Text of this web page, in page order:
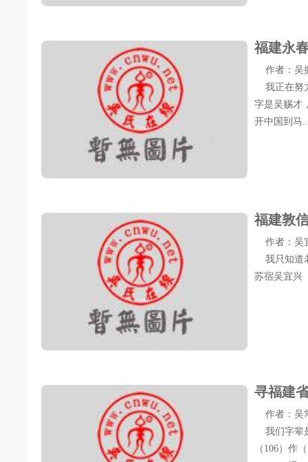
福建永
作者：吴
我正在努
字是吴赐才
开中国到马
福建敦
作者：吴
我只知道
苏宿吴宜兴
寻福建
作者：吴
我们字辈
（106）作